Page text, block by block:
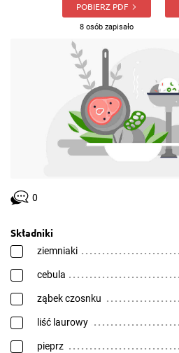
POBIERZ PDF
8 osób zapisało
0
Składniki
ziemniaki
cebula
ząbek czosnku
liść laurowy
pieprz